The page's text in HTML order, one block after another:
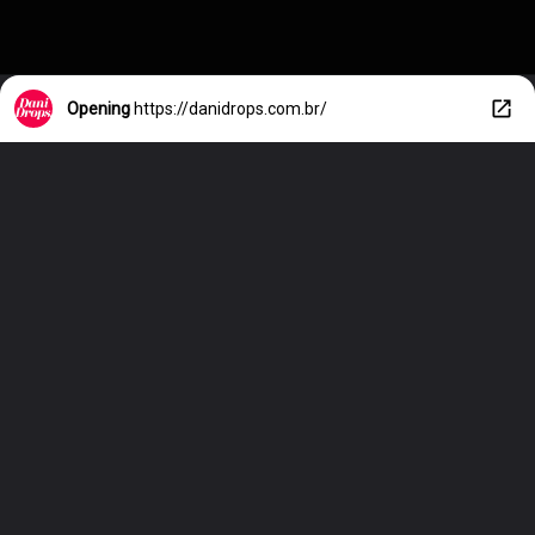
Opening https://danidrops.com.br/